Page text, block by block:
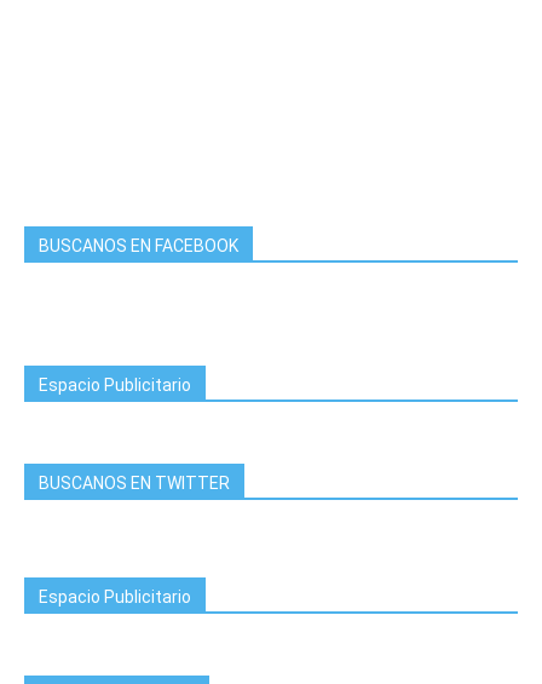
BUSCANOS EN FACEBOOK
Espacio Publicitario
BUSCANOS EN TWITTER
Espacio Publicitario